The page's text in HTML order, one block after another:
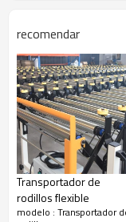
costes logísticos
El
L800 es un
principalmente
escobillas de CC
funciona a 24 V
cilíndrica de 82
conectar varios
motorizados
alcanzar
recomendar
Transportador de
rodillos flexible
modelo : Transportador